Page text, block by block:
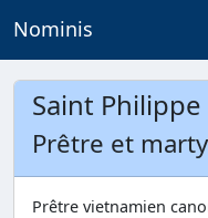
Nominis
Saint
Prêtre et
Prêtre vietnamien